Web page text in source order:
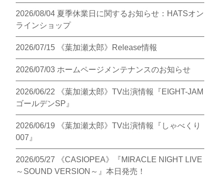
2026/08/04 夏季休業日に関するお知らせ：HATSオン
ラインショップ
2026/07/15 《葉加瀬太郎》Release情報
2026/07/03 ホームページメンテナンスのお知らせ
2026/06/22
《葉加瀬太郎》TV出演情報『EIGHT-JAM
ゴールデンSP』
2026/06/19
《葉加瀬太郎》TV出演情報『しゃべくり
007』
2026/05/27
《CASIOPEA》『MIRACLE NIGHT LIVE
～SOUND VERSION～』本日発売！